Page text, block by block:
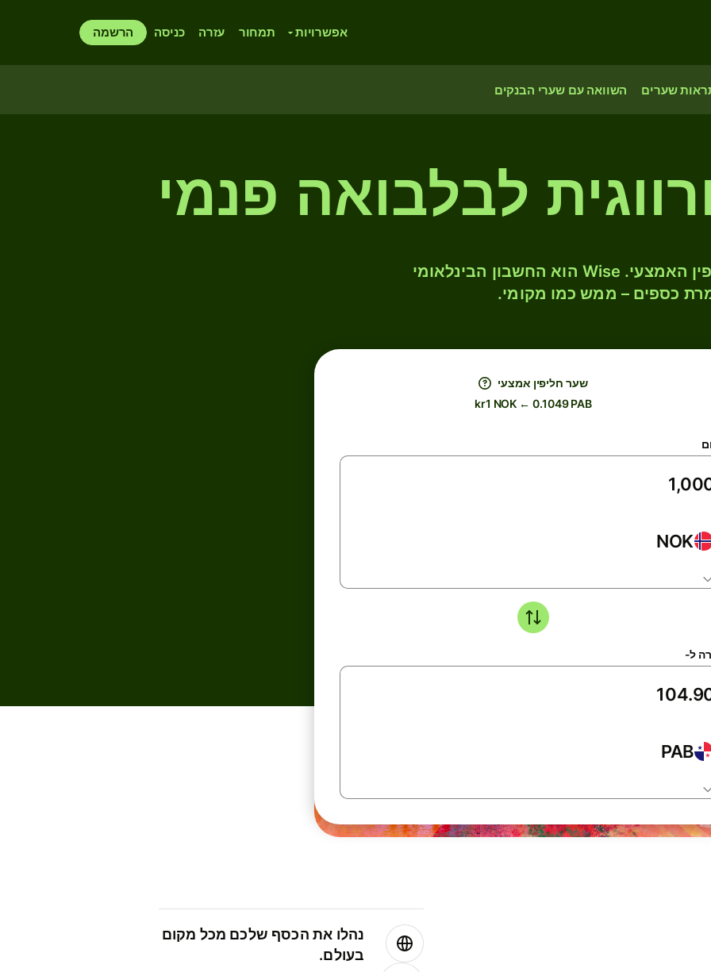
אפשרויות תמחור עזרה כניסה הרשמה
שערים השוואה עם שערי הבנקים
לבלבואה פנמי
המירו NOK ל- PAB לפי שער החליפין האמצעי. Wise הוא החשבון הבינלאומי
כספים – ממש כמו מקומי.
שער חליפין אמצעי
kr1 NOK ← 0.1049 PAB
NOK
ל-
PAB
נהלו את הכסף שלכם מכל מקום
בעולם.